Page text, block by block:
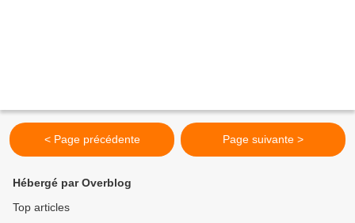
< Page précédente Page suivante >
Hébergé par Overblog
Top articles